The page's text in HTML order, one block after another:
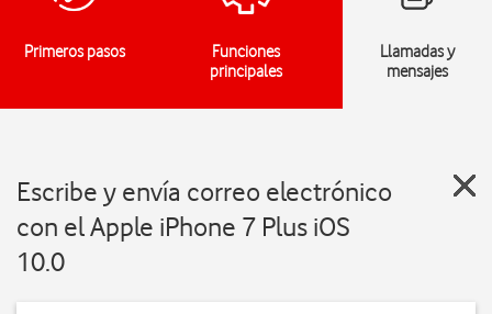
Primeros pasos
Funciones
principales
Llamadas y
mensajes
Escribe y envía correo electrónico
con el Apple iPhone 7 Plus iOS
10.0